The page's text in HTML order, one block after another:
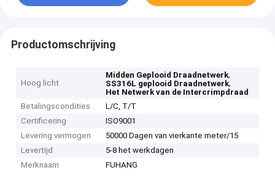
Productomschrijving
Hoog licht
Midden Geplooid Draadnetwerk,
SS316L geplooid Draadnetwerk,
Het Netwerk van de Intercrimpdraad
Betalingscondities
L/C, T/T
Certificering
ISO9001
Levering vermogen
50000 Dagen van vierkante meter/15
Levertijd
5-8 het werkdagen
Merknaam
FUHANG